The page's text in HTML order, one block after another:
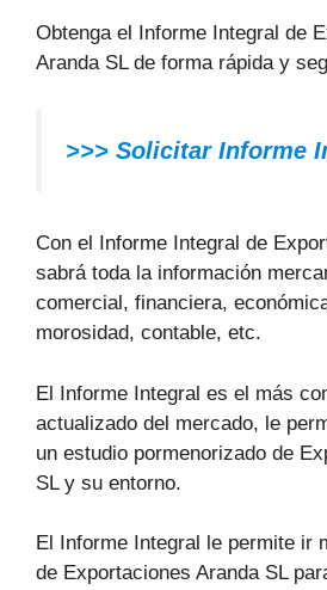
Obtenga el Informe Integral de
Aranda SL de forma rápida y
>>> Solicitar Informe
Con el Informe Integral de
sabrá toda la información
comercial, financiera,
morosidad, contable, etc.
El Informe Integral es el más
actualizado del mercado, le
un estudio pormenorizado de
SL y su entorno.
El Informe Integral le permite ir
de Exportaciones Aranda SL